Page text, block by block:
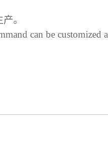
。
can be customized